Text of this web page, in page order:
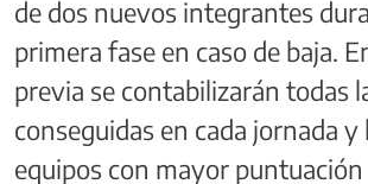
de dos nuevos integrantes
primera fase en caso de baja.
previa se contabilizarán todas
conseguidas en cada jornada y
equipos con mayor puntuación